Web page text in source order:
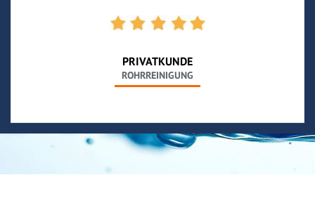
PRIVATKUNDE
ROHRREINIGUNG